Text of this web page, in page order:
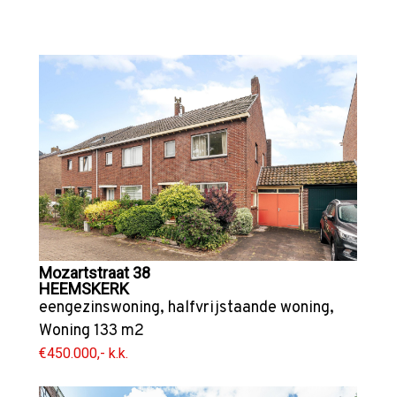
Mozartstraat 38
HEEMSKERK
eengezinswoning, halfvrijstaande woning,
Woning 133 m2
€450.000,- k.k.